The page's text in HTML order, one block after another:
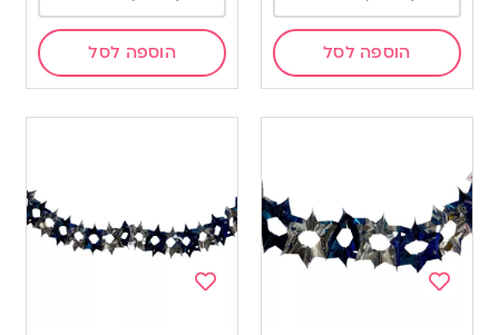
הוספה לסל הוספה לסל